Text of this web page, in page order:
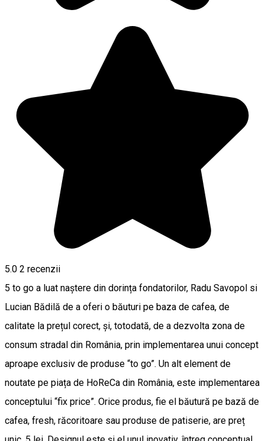
5.0 2 recenzii
5 to go a luat naștere din dorința fondatorilor, Radu Savopol si
Lucian Bădilă de a oferi o băuturi pe baza de cafea, de
calitate la prețul corect, și, totodată, de a dezvolta zona de
consum stradal din România, prin implementarea unui concept
aproape exclusiv de produse “to go”. Un alt element de
noutate pe piața de HoReCa din România, este implementarea
conceptului “fix price”. Orice produs, fie el băutură pe bază de
cafea, fresh, răcoritoare sau produse de patiserie, are preț